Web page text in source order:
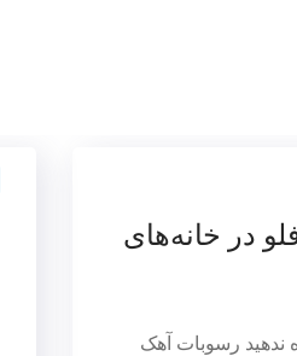
در خانه‌های
ندهید رسوبات آهک